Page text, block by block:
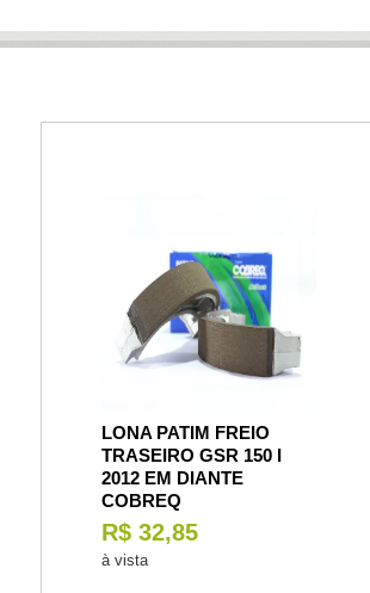
LONA PATIM FREIO
TRASEIRO GSR 150 I
2012 EM DIANTE
COBREQ
R$ 32,85
à vista